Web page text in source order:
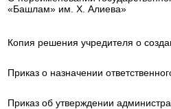
«Башлам» им. X. Алиева»
Копия решения учредителя о
Приказ о назначении
Приказ об утверждении